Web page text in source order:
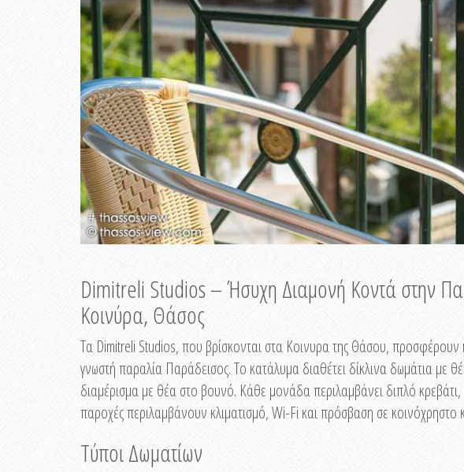
Dimitreli Studios – Ήσυχη Διαμονή Κοντά στην
Κοινύρα, Θάσος
Τα Dimitreli Studios, που βρίσκονται στα Κοινυρα της Θάσου,
γνωστή παραλία Παράδεισος. Το κατάλυμα διαθέτει δίκλινα δωμάτια με
διαμέρισμα με θέα στο βουνό. Κάθε μονάδα περιλαμβάνει διπλό κρεβάτι,
παροχές περιλαμβάνουν κλιματισμό, Wi-Fi και πρόσβαση σε κοινόχρηστο
Τύποι Δωματίων